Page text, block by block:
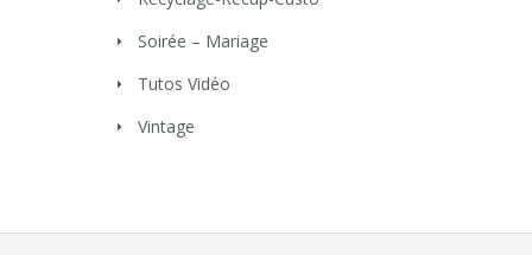
Soirée – Mariage
Tutos Vidéo
Vintage